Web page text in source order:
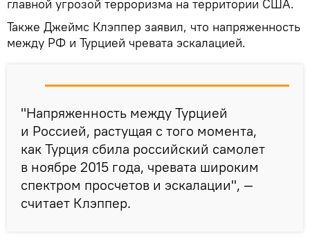
главной угрозой терроризма на территории США.
Также Джеймс Клэппер заявил, что напряженность
между РФ и Турцией чревата эскалацией.
"Напряженность между Турцией
и Россией, растущая с того момента,
как Турция сбила российский самолет
в ноябре 2015 года, чревата широким
спектром просчетов и эскалации", —
считает Клэппер.